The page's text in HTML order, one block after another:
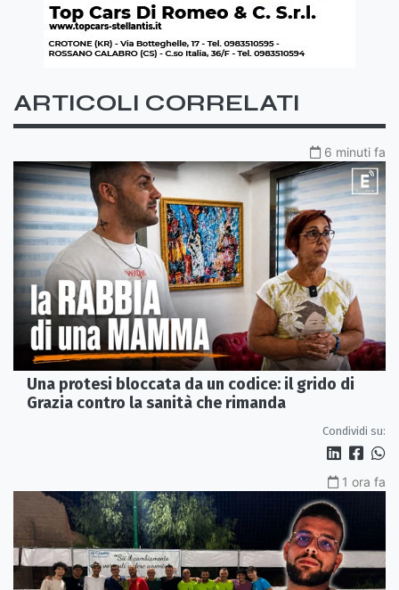
ARTICOLI CORRELATI
6 minuti fa
Una protesi bloccata da un codice: il grido di
Grazia contro la sanità che rimanda
Condividi su:
1 ora fa